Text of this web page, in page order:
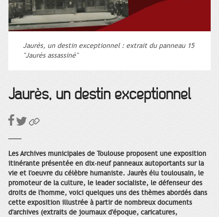
Jaurès, un destin exceptionnel : extrait du panneau 15
"Jaurès assassiné"
Jaurès, un destin exceptionnel
Les Archives municipales de Toulouse proposent une exposition
itinérante présentée en dix-neuf panneaux autoportants sur la
vie et l'oeuvre du célèbre humaniste. Jaurès élu toulousain, le
promoteur de la culture, le leader socialiste, le défenseur des
droits de l'homme, voici quelques uns des thèmes abordés dans
cette exposition illustrée à partir de nombreux documents
d'archives (extraits de journaux d'époque, caricatures,